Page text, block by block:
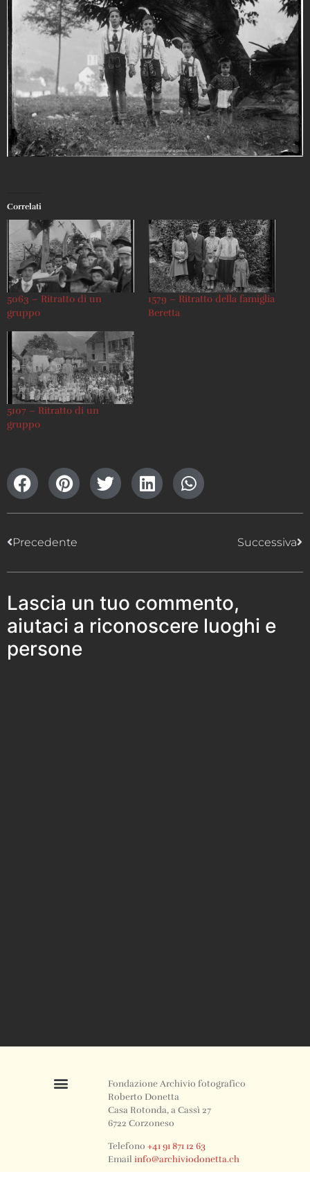
Correlati
5063 – Ritratto di un
gruppo
1579 – Ritratto della famiglia
Beretta
5107 – Ritratto di un
gruppo
Precedente Successiva
Lascia un tuo commento,
aiutaci a riconoscere luoghi e
persone
Fondazione Archivio fotografico
Roberto Donetta
Casa Rotonda, a Cassì 27
6722 Corzoneso
Telefono+41 91 871 12 63
Emailinfo@archiviodonetta.ch